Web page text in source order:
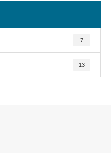
7
13